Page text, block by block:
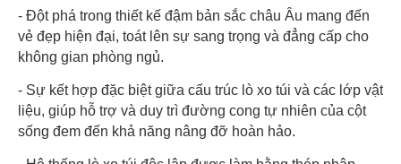
- Đột phá trong thiết kế đậm bản sắc châu Âu mang đến
vẻ đẹp hiện đại, toát lên sự sang trọng và đẳng cấp cho
không gian phòng ngủ.
- Sự kết hợp đặc biệt giữa cấu trúc lò xo túi và các lớp vật
liệu, giúp hỗ trợ và duy trì đường cong tự nhiên của cột
sống đem đến khả năng nâng đỡ hoàn hảo.